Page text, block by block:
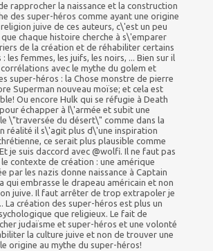
rapprocher la naissance et la construction
des super-héros comme ayant une origine
religion juive de ces auteurs, c\'est un peu
chaque histoire cherche à s\'emparer
de la création et de réhabiliter certains
: les femmes, les juifs, les noirs, ... Bien sur il
corrélations avec le mythe du golem et
super-héros : la Chose monstre de pierre
Superman nouveau moïse; et cela est
Ou encore Hulk qui se réfugie à Death
échapper à l\'armée et subit une
\"traversée du désert\" comme dans la
réalité il s\'agit plus d\'une inspiration
ce serait plus plausible comme
je suis daccord avec @wolfi. Il ne faut pas
contexte de création : une amérique
par les nazis donne naissance à Captain
qui embrasse le drapeau américain et non
juive. Il faut arrêter de trop extrapoler je
La création des super-héros est plus un
que religieux. Le fait de
judaïsme et super-héros et une volonté
la culture juive et non de trouver une
origine au mythe du super-héros!